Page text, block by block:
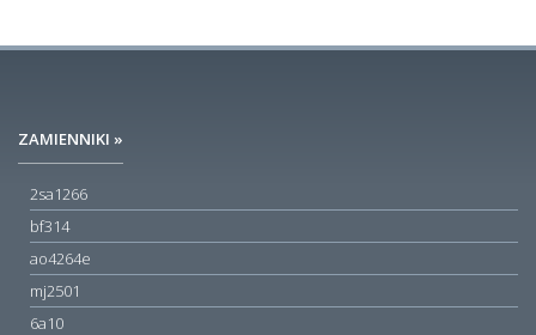
ZAMIENNIKI »
2sa1266
bf314
ao4264e
mj2501
6a10